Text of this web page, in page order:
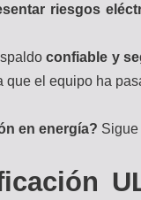
riesgos
confiable y
que el equipo ha
en energía?